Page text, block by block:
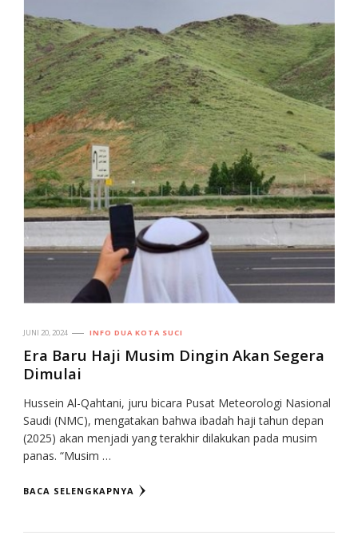
JUNI 20, 2024 INFO DUA KOTA SUCI
Era Baru Haji Musim Dingin Akan Segera
Dimulai
Hussein Al-Qahtani, juru bicara Pusat Meteorologi Nasional
Saudi (NMC), mengatakan bahwa ibadah haji tahun depan
(2025) akan menjadi yang terakhir dilakukan pada musim
panas. “Musim …
BACA SELENGKAPNYA